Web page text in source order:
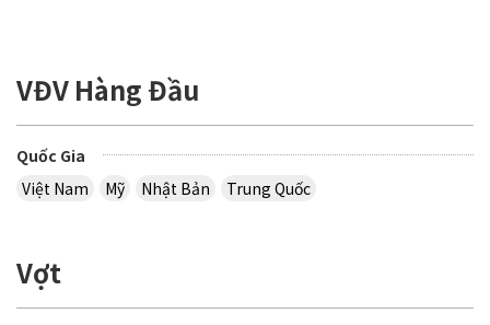
VĐV Hàng Đầu
Quốc Gia
Việt Nam
Mỹ Nhật Bản Trung Quốc
Vợt